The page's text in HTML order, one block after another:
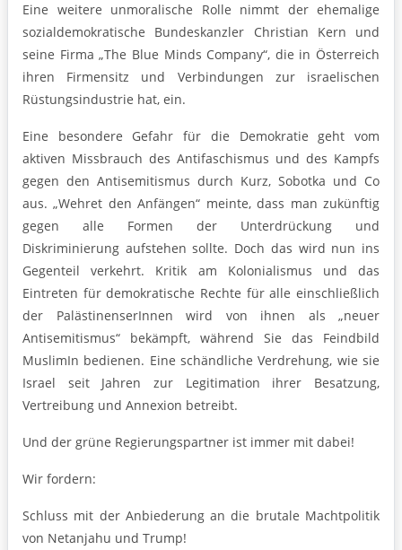
Eine weitere unmoralische Rolle nimmt der ehemalige
sozialdemokratische Bundeskanzler Christian Kern und
seine Firma „The Blue Minds Company“, die in Österreich
ihren Firmensitz und Verbindungen zur israelischen
Rüstungsindustrie hat, ein.
Eine besondere Gefahr für die Demokratie geht vom
aktiven Missbrauch des Antifaschismus und des Kampfs
gegen den Antisemitismus durch Kurz, Sobotka und Co
aus. „Wehret den Anfängen“ meinte, dass man zukünftig
gegen alle Formen der Unterdrückung und
Diskriminierung aufstehen sollte. Doch das wird nun ins
Gegenteil verkehrt. Kritik am Kolonialismus und das
Eintreten für demokratische Rechte für alle einschließlich
der PalästinenserInnen wird von ihnen als „neuer
Antisemitismus“ bekämpft, während Sie das Feindbild
MuslimIn bedienen. Eine schändliche Verdrehung, wie sie
Israel seit Jahren zur Legitimation ihrer Besatzung,
Vertreibung und Annexion betreibt.
Und der grüne Regierungspartner ist immer mit dabei!
Wir fordern:
Schluss mit der Anbiederung an die brutale Machtpolitik
von Netanjahu und Trump!